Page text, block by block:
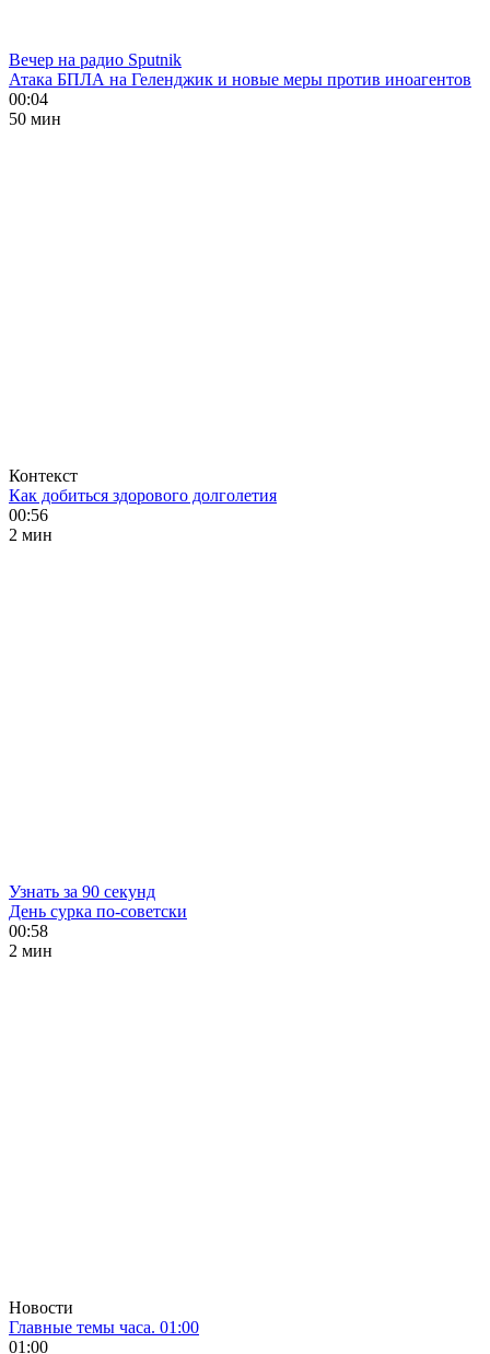
Вечер на радио Sputnik
Атака БПЛА на Геленджик и новые меры против иноагентов
00:04
50 мин
Контекст
Как добиться здорового долголетия
00:56
2 мин
Узнать за 90 секунд
День сурка по-советски
00:58
2 мин
Новости
Главные темы часа. 01:00
01:00